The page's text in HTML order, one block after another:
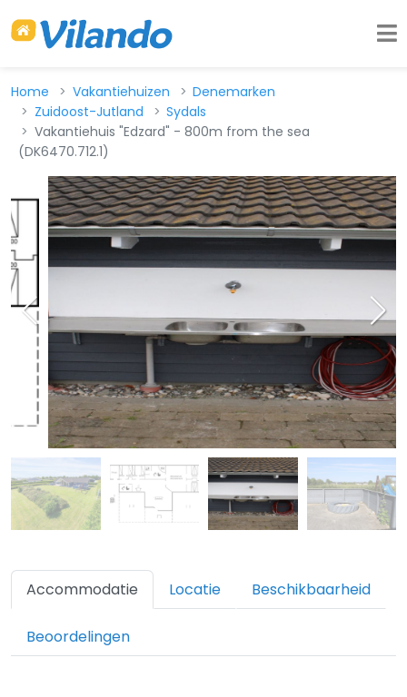
Home Vakantiehuizen
Denemarken
Zuidoost-Jutland
Sydals
Vakantiehuis "Edzard" - 800m from the sea
(DK6470.712.1)
Accommodatie Locatie Beschikbaarheid
Beoordelingen